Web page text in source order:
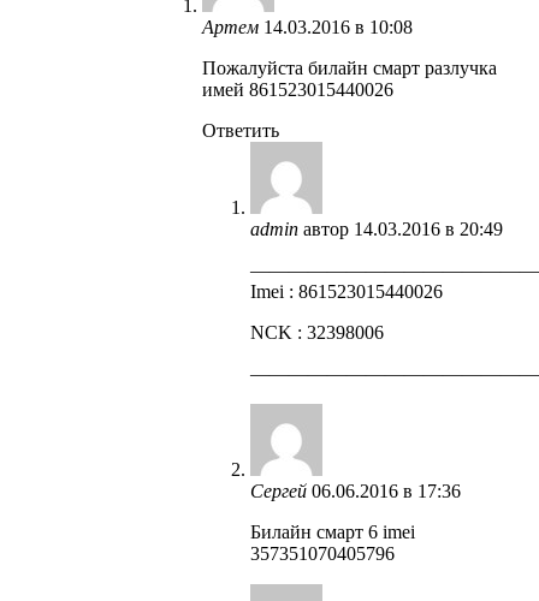
Артем 14.03.2016 в 10:08
Пожалуйста билайн смарт разлучка
имей 861523015440026
Ответить
admin автор 14.03.2016 в 20:49
Imei : 861523015440026
NCK : 32398006
Сергей 06.06.2016 в 17:36
Билайн смарт 6 imei
357351070405796